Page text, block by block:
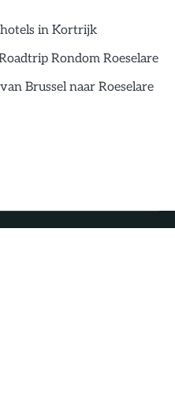
in Kortrijk
Rondom Roeselare
Brussel naar Roeselare